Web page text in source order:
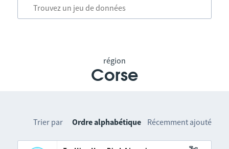
région
Corse
Trier par Ordre alphabétique Récemment ajouté